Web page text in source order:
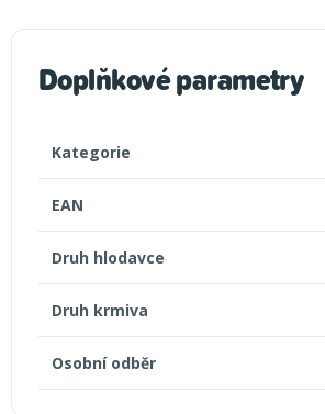
Doplňkové parametry
Kategorie
EAN
Druh hlodavce
Druh krmiva
Osobní odběr